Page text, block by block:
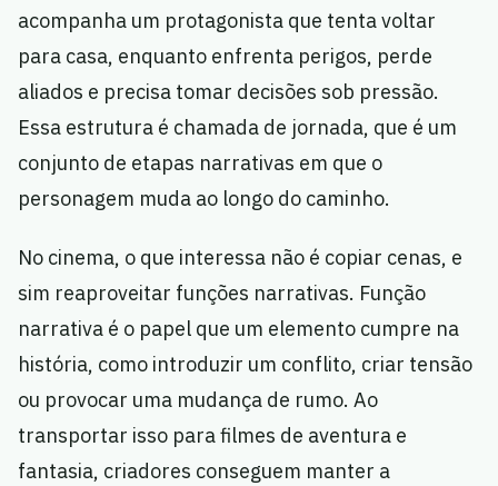
acompanha um protagonista que tenta voltar
para casa, enquanto enfrenta perigos, perde
aliados e precisa tomar decisões sob pressão.
Essa estrutura é chamada de jornada, que é um
conjunto de etapas narrativas em que o
personagem muda ao longo do caminho.
No cinema, o que interessa não é copiar cenas, e
sim reaproveitar funções narrativas. Função
narrativa é o papel que um elemento cumpre na
história, como introduzir um conflito, criar tensão
ou provocar uma mudança de rumo. Ao
transportar isso para filmes de aventura e
fantasia, criadores conseguem manter a